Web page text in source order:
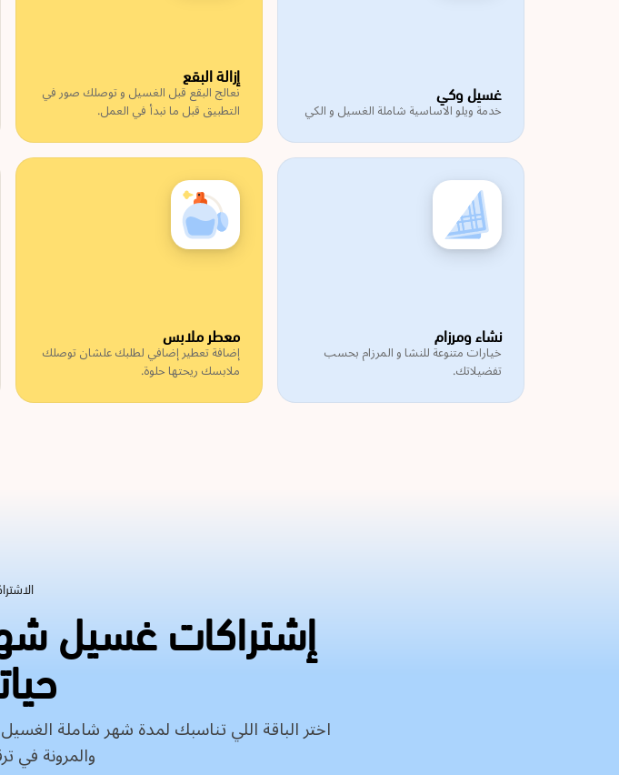
غسيل وكي
خدمة ويلو الاساسية شاملة الغسيل و الكي
إزالة البقع
نعالج البقع قبل الغسيل و توصلك صور في
التطبيق قبل ما نبدأ في العمل.
نشاء ومرزام
خيارات متنوعة للنشا و المرزام بحسب
تفضيلاتك.
معطر ملابس
إضافة تعطير إضافي لطلبك علشان توصلك
ملابسك ريحتها حلوة.
إشتراكات غسيل
اختر الباقة اللي تناسبك لمدة شهر شاملة
والمرونة في